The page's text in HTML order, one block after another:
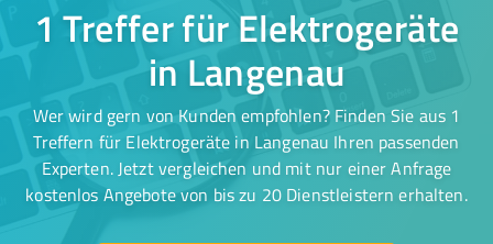
1 Treffer für Elektrogeräte
in Langenau
Wer wird gern von Kunden empfohlen? Finden Sie aus 1
Treffern für Elektrogeräte in Langenau Ihren passenden
Experten. Jetzt vergleichen und mit nur einer Anfrage
kostenlos Angebote von bis zu 20 Dienstleistern erhalten.